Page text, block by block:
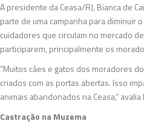
A presidente da Ceasa/RJ, Bianca de
parte de uma campanha para diminuir
cuidadores que circulam no mercado
participarem, principalmente os
“Muitos cães e gatos dos moradores
criados com as portas abertas. Isso
animais abandonados na Ceasa,”
Castração na Muzema